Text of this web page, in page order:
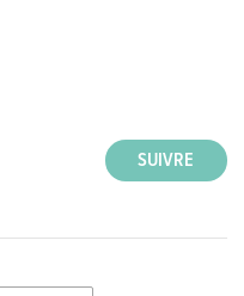
SUIVRE